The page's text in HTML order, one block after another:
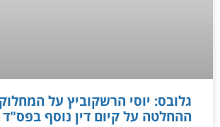
גלובס: יוסי הרשקוביץ על
ההחלטה על קיום דין נוסף